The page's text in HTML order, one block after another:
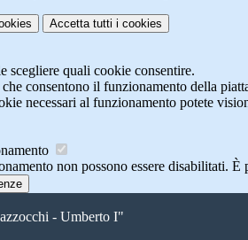
Accetta tutti i cookies
scegliere quali cookie consentire.
consentono il funzionamento della
necessari al funzionamento potete
non possono essere disabilitati.
- Umberto I"